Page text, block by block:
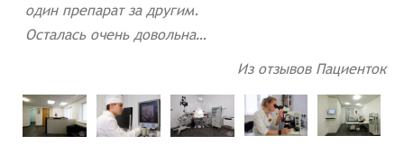
один препарат за другим.
Осталась очень довольна…
Из отзывов Пациенток